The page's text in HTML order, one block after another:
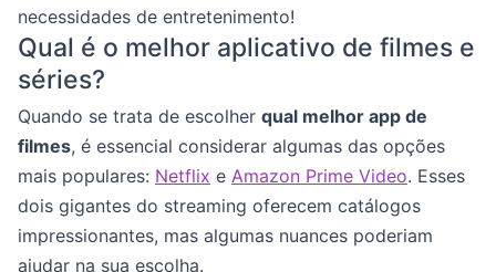
necessidades de entretenimento!
Qual é o melhor aplicativo de filmes e
séries?
Quando se trata de escolher qual melhor app de
filmes, é essencial considerar algumas das opções
mais populares: Netflix e Amazon Prime Video. Esses
dois gigantes do streaming oferecem catálogos
impressionantes, mas algumas nuances poderiam
ajudar na sua escolha.